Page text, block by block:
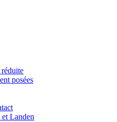
posées
Landen